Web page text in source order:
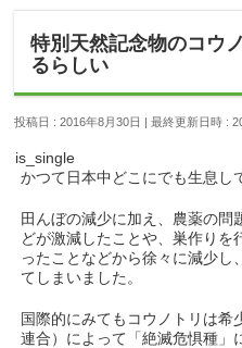
特別天然記念物のコウ
るらしい
投稿日 : 2016年8月30日 最終更新日時 :
is_single
かつて日本中どこにでも生息し
田んぼの減少に加え、農薬の問
どが激減したことや、巣作りを
ったことなどから徐々に減少し
てしまいました。
国際的にみてもコウノトリは希
連合）によって「絶滅危惧種」